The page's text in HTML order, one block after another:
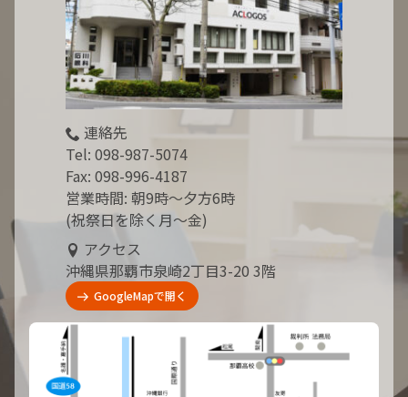
連絡先
Tel: 098-987-5074
Fax: 098-996-4187
営業時間: 朝9時～夕方6時
(祝祭日を除く月～金)
アクセス
沖縄県那覇市泉崎2丁目3-20 3階
GoogleMapで開く